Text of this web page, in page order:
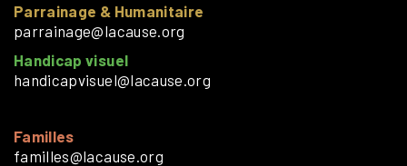
Parrainage & Humanitaire
parrainage@lacause.org
Handicap visuel
handicapvisuel@lacause.org
Familles
familles@lacause.org